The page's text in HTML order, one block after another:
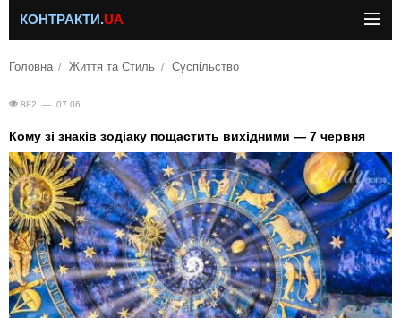
КОНТРАКТИ.UA
Головна Життя та Стиль Суспільство
882 — 07.06
Кому зі знаків зодіаку пощастить вихідними — 7 червня